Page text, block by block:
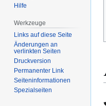
Hilfe
Werkzeuge
Links auf diese Seite
Änderungen an
verlinkten Seiten
Druckversion
Permanenter Link
Seiten­­informationen
Spezialseiten